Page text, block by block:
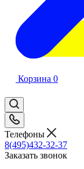
Корзина 0
Телефоны
8(495)432-32-37
Заказать звонок